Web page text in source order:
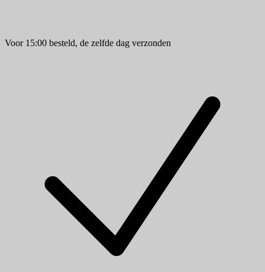
Voor 15:00 besteld, de zelfde dag verzonden